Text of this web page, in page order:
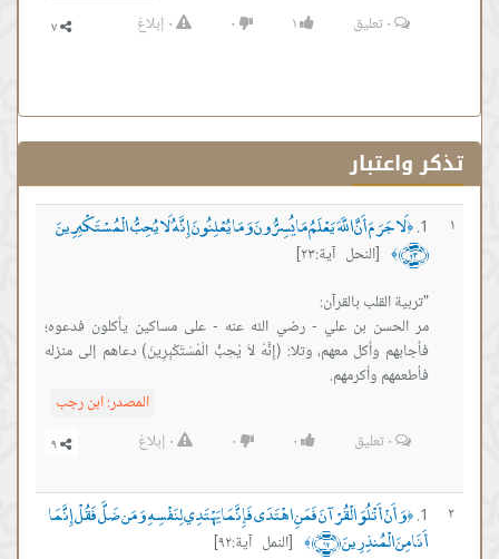
٠تعليق ١ ٠ ٠ إبلاغ
تذكر واعتبار
١ ﴿لَا جَرَمَ أَنَّ اللَّهَ يَعْلَمُ مَا يُسِرُّونَ وَمَا يُعْلِنُونَ إِنَّهُ لَا يُحِبُّ الْمُسْتَكْبِرِينَ
﴿٢٣﴾ ﴾
[النحل آية:٢٣]
مر الحسن بن علي - رضي الله عنه - على مساكين يأكلون فدعوه؛
فأجابهم وأكل معهم، وتلا: (إِنَّهُ لاَ يُحِبُّ الْمُسْتَكْبِرِينَ) دعاهم إلى منزله
فأطعمهم وأكرمهم.
المصدر:ابن رجب
٠تعليق ٠ ٠ ٠ إبلاغ
٢ ﴿وَأَنْ أَتْلُوَ الْقُرْآنَ فَمَنِ اهْتَدَى فَإِنَّمَا يَهْتَدِي لِنَفْسِهِ وَمَن ضَلَّ فَقُلْ إِنَّمَا
أَنَا مِنَ الْمُنذِرِينَ ﴿٩٢﴾ ﴾
[النمل آية:٩٢]